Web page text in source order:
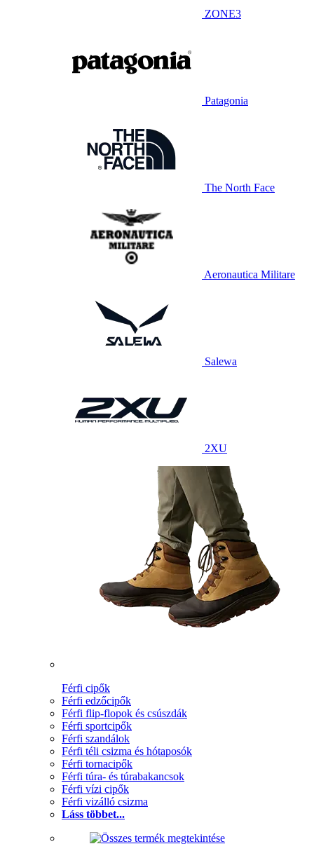
ZONE3
Patagonia
The North Face
Aeronautica Militare
Salewa
2XU
Férfi cipők
Férfi edzőcipők
Férfi flip-flopok és csúszdák
Férfi sportcipők
Férfi szandálok
Férfi téli csizma és hótaposók
Férfi tornacipők
Férfi túra- és túrabakancsok
Férfi vízi cipők
Férfi vizálló csizma
Láss többet...